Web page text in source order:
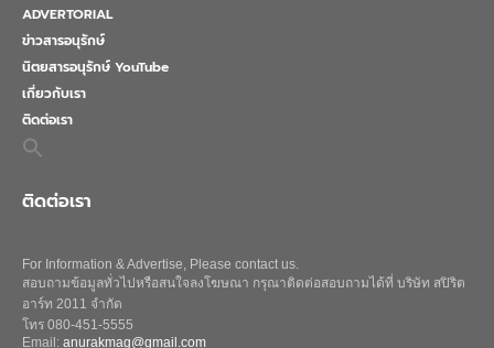
ADVERTORIAL
ข่าวสารอนุรักษ์
นิตยสารอนุรักษ์ YouTube
เกี่ยวกับเรา
ติดต่อเรา
Search
for:
ติดต่อเรา
For Information & Advertise, Please contact us.
สอบถามข้อมูลทั่วไปหรือสนใจลงโฆษณา กรุณาติดต่อสอบถามได้ที่ บริษัท สปิริต
อาร์ท 2011 จำกัด
โทร 080-451-5555
Email: anurakmag@gmail.com